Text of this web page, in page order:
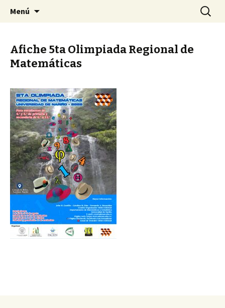
ORM-UDENAR
Universidad de Nariño
Menú Buscar:
Afiche 5ta Olimpiada Regional de
Matemáticas